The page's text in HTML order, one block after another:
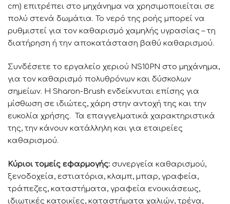
cm) επιτρέπει στο μηχάνημα να χρησιμοποιείται σε
πολύ στενά δωμάτια. Το νερό της ροής μπορεί να
ρυθμιστεί για τον καθαρισμό χαμηλής υγρασίας – τη
διατήρηση ή την αποκατάσταση βαθύ καθαρισμού.
Συνδέσετε το εργαλείο χεριού NS10PN στο μηχάνημα,
για τον καθαρισμό πολυθρόνων και δύσκολων
σημείων. Η Sharon-Brush ενδείκνυται επίσης για
μίσθωση σε ιδιώτες, χάρη στην αντοχή της και την
ευκολία χρήσης. Τα επαγγελματικά χαρακτηριστικά
της, την κάνουν κατάλληλη και για εταιρείες
καθαρισμού.
Κύριοι τομείς εφαρμογής: συνεργεία καθαρισμού,
ξενοδοχεία, εστιατόρια, κλαμπ, μπαρ, γραφεία,
τράπεζες, καταστήματα, γραφεία ενοικιάσεως,
ιδιωτικές κατοικίες, καταστήματα χαλιών, τρένα,